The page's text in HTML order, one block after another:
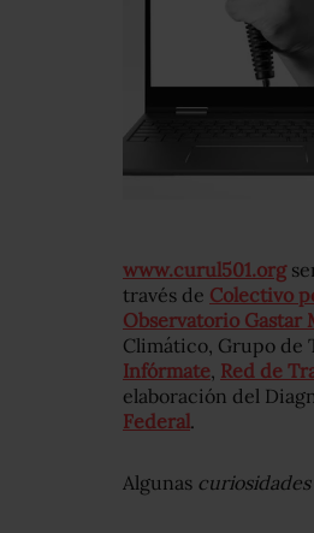
www.curul501.org
través de Colectivo
Observatorio Gastar
Climático, Grupo de
Infórmate, Red de
elaboración del
Federal.
Algunas curiosidades